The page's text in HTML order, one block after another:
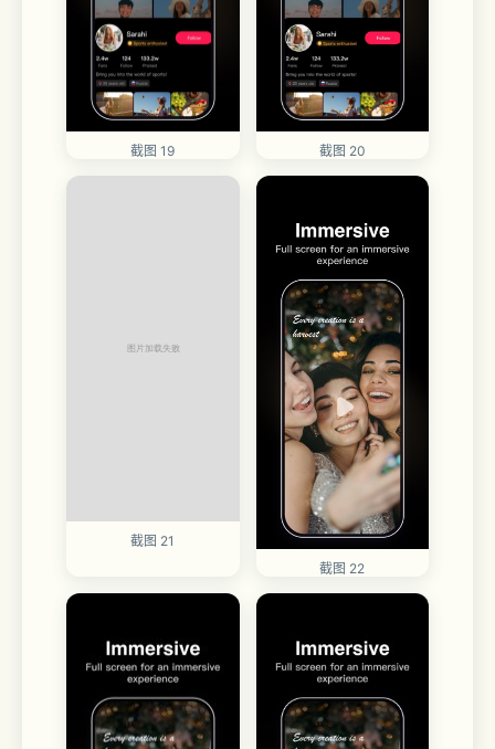
截图 19 截图 20
截图 21
截图 22